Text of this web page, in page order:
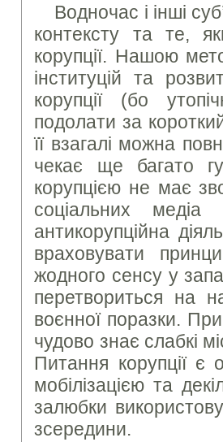
Водночас і інші
контексту та те,
корупції. Нашою
інституцій та
корупції (бо
подолати за
її взагалі можна
чекає ще багато
корупцією не має
соціальних
антикорупційна
враховувати
жодного сенсу у
перетвориться на
воєнної поразки.
чудово знає слабкі
Питання корупції є
мобілізацією та
залюбки
зсередини.